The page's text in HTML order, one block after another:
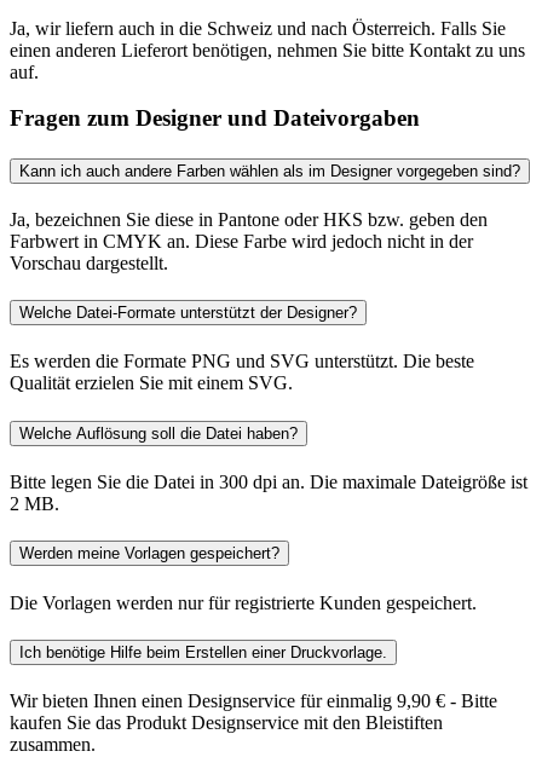
Ja, wir liefern auch in die Schweiz und nach Österreich. Falls Sie
einen anderen Lieferort benötigen, nehmen Sie bitte Kontakt zu uns
auf.
Fragen zum Designer und Dateivorgaben
Kann ich auch andere Farben wählen als im Designer vorgegeben sind?
Ja, bezeichnen Sie diese in Pantone oder HKS bzw. geben den
Farbwert in CMYK an. Diese Farbe wird jedoch nicht in der
Vorschau dargestellt.
Welche Datei-Formate unterstützt der Designer?
Es werden die Formate PNG und SVG unterstützt. Die beste
Qualität erzielen Sie mit einem SVG.
Welche Auflösung soll die Datei haben?
Bitte legen Sie die Datei in 300 dpi an. Die maximale Dateigröße ist
2 MB.
Werden meine Vorlagen gespeichert?
Die Vorlagen werden nur für registrierte Kunden gespeichert.
Ich benötige Hilfe beim Erstellen einer Druckvorlage.
Wir bieten Ihnen einen Designservice für einmalig 9,90 € - Bitte
kaufen Sie das Produkt Designservice mit den Bleistiften
zusammen.